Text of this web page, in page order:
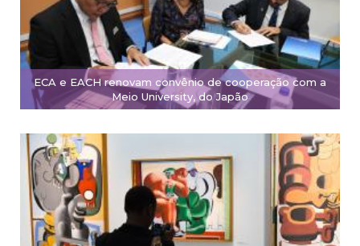
ECA e EACH renovam convênio de cooperação com a
Meio University, do Japão